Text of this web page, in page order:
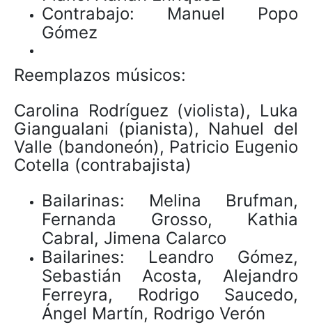
Contrabajo: Manuel Popo
Gómez
Reemplazos músicos:
Carolina Rodríguez (violista), Luka
Giangualani (pianista), Nahuel del
Valle (bandoneón), Patricio Eugenio
Cotella (contrabajista)
Bailarinas: Melina Brufman,
Fernanda Grosso, Kathia
Cabral, Jimena Calarco
Bailarines: Leandro Gómez,
Sebastián Acosta, Alejandro
Ferreyra, Rodrigo Saucedo,
Ángel Martín, Rodrigo Verón